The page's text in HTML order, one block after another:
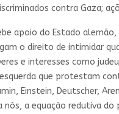
contra Gaza;
apoio do Estado
o direito de intimidar
e interesses como
que protestam
Einstein, Deutscher,
nós, a equação redutiva